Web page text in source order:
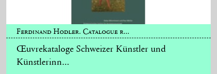
Ferdinand Hodler. Catalogue r...
Œuvrekataloge Schweizer Künstler und
Künstlerinn...